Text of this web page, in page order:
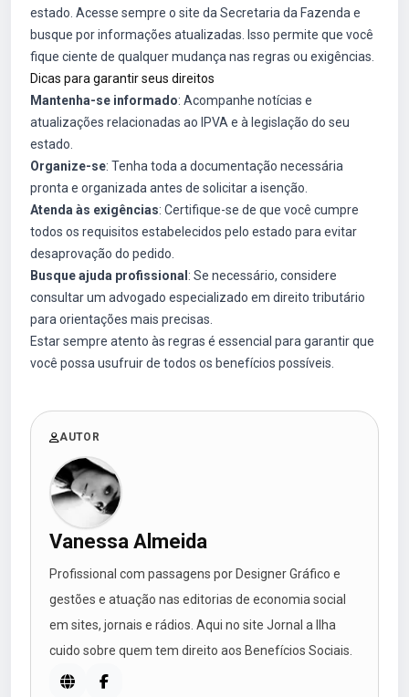
estado. Acesse sempre o site da Secretaria da Fazenda e
busque por informações atualizadas. Isso permite que você
fique ciente de qualquer mudança nas regras ou exigências.
Dicas para garantir seus direitos
Mantenha-se informado: Acompanhe notícias e
atualizações relacionadas ao IPVA e à legislação do seu
estado.
Organize-se: Tenha toda a documentação necessária
pronta e organizada antes de solicitar a isenção.
Atenda às exigências: Certifique-se de que você cumpre
todos os requisitos estabelecidos pelo estado para evitar
desaprovação do pedido.
Busque ajuda profissional : Se necessário, considere
consultar um advogado especializado em direito tributário
para orientações mais precisas.
Estar sempre atento às regras é essencial para garantir que
você possa usufruir de todos os benefícios possíveis.
AUTOR
Vanessa Almeida
Profissional com passagens por Designer Gráfico e
gestões e atuação nas editorias de economia social
em sites, jornais e rádios. Aqui no site Jornal a Ilha
cuido sobre quem tem direito aos Benefícios Sociais.